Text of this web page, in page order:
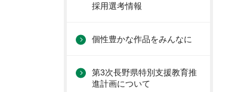
採用選考情報
個性豊かな作品をみんなに
第3次長野県特別支援教育推
進計画について